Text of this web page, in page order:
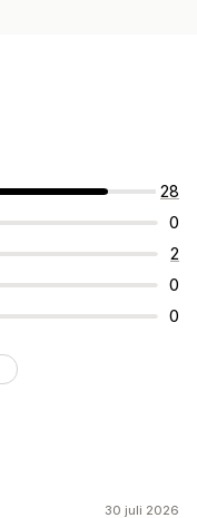
28
0
2
0
0
30 juli 2026